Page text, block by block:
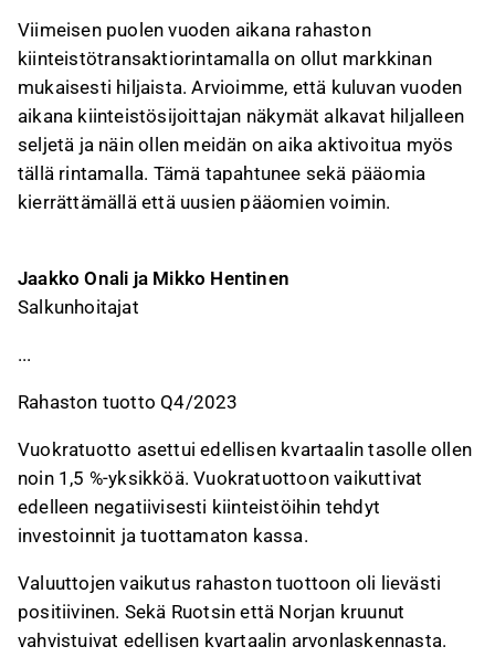
Viimeisen puolen vuoden aikana rahaston
kiinteistötransaktiorintamalla on ollut markkinan
mukaisesti hiljaista. Arvioimme, että kuluvan vuoden
aikana kiinteistösijoittajan näkymät alkavat hiljalleen
seljetä ja näin ollen meidän on aika aktivoitua myös
tällä rintamalla. Tämä tapahtunee sekä pääomia
kierrättämällä että uusien pääomien voimin.
Jaakko Onali ja Mikko Hentinen
Salkunhoitajat
...
Rahaston tuotto Q4/2023
Vuokratuotto asettui edellisen kvartaalin tasolle ollen
noin 1,5 %-yksikköä. Vuokratuottoon vaikuttivat
edelleen negatiivisesti kiinteistöihin tehdyt
investoinnit ja tuottamaton kassa.
Valuuttojen vaikutus rahaston tuottoon oli lievästi
positiivinen. Sekä Ruotsin että Norjan kruunut
vahvistuivat edellisen kvartaalin arvonlaskennasta.